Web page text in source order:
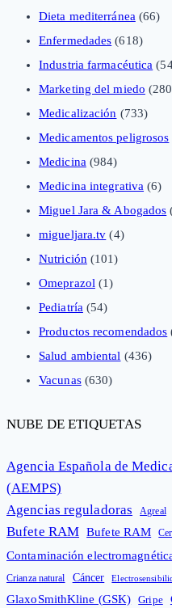
Dieta mediterránea (66)
Enfermedades (618)
Industria farmacéutica
Marketing del miedo
Medicalización (733)
Medicamentos peligrosos
Medicina (984)
Medicina integrativa (6)
Miguel Jara & Abogados
migueljara.tv (4)
Nutrición (101)
Omeprazol (1)
Pediatría (54)
Productos recomendados
Salud ambiental (436)
Vacunas(630)
NUBE DE ETIQUETAS
Agencia Española de
(AEMPS)
Agencias reguladoras
Agreal
Bufete RAM Bufete RAM
Contaminación
Crianza natural Cáncer
GlaxoSmithKline (GSK) Gripe